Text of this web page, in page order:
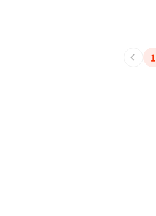
우리’는 없는 말이다. ‘봉우리’는 ‘산봉우
연출했다” 등처럼 사용된다. 문제 하나 더
쓰인다.우리말 바루기 산봉우리 꽃봉오리 1